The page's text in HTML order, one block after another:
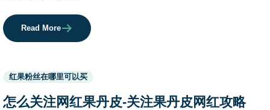
Read More
Used
before
category
names.
红果粉丝在哪里可以买
怎么关注网红果丹皮-关注果丹皮网红攻略